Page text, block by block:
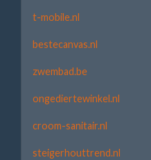
t-mobile.nl
bestecanvas.nl
zwembad.be
ongediertewinkel.nl
croom-sanitair.nl
steigerhouttrend.nl